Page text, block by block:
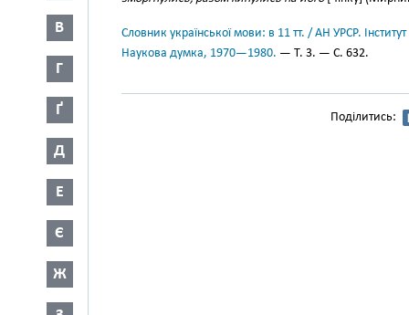
В
Г
Ґ
Д
Е
Є
Ж
Словник української мови: в 11 тт. / АН УРСР.
Наукова думка, 1970—1980. — Т. 3. — С. 632.
Поділитись: